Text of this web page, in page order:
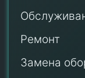
Ремонт
Замена